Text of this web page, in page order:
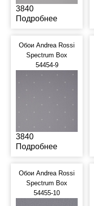
3840
Подробнее
Обои Andrea Rossi
Spectrum Box
54454-9
3840
Подробнее
Обои Andrea Rossi
Spectrum Box
54455-10